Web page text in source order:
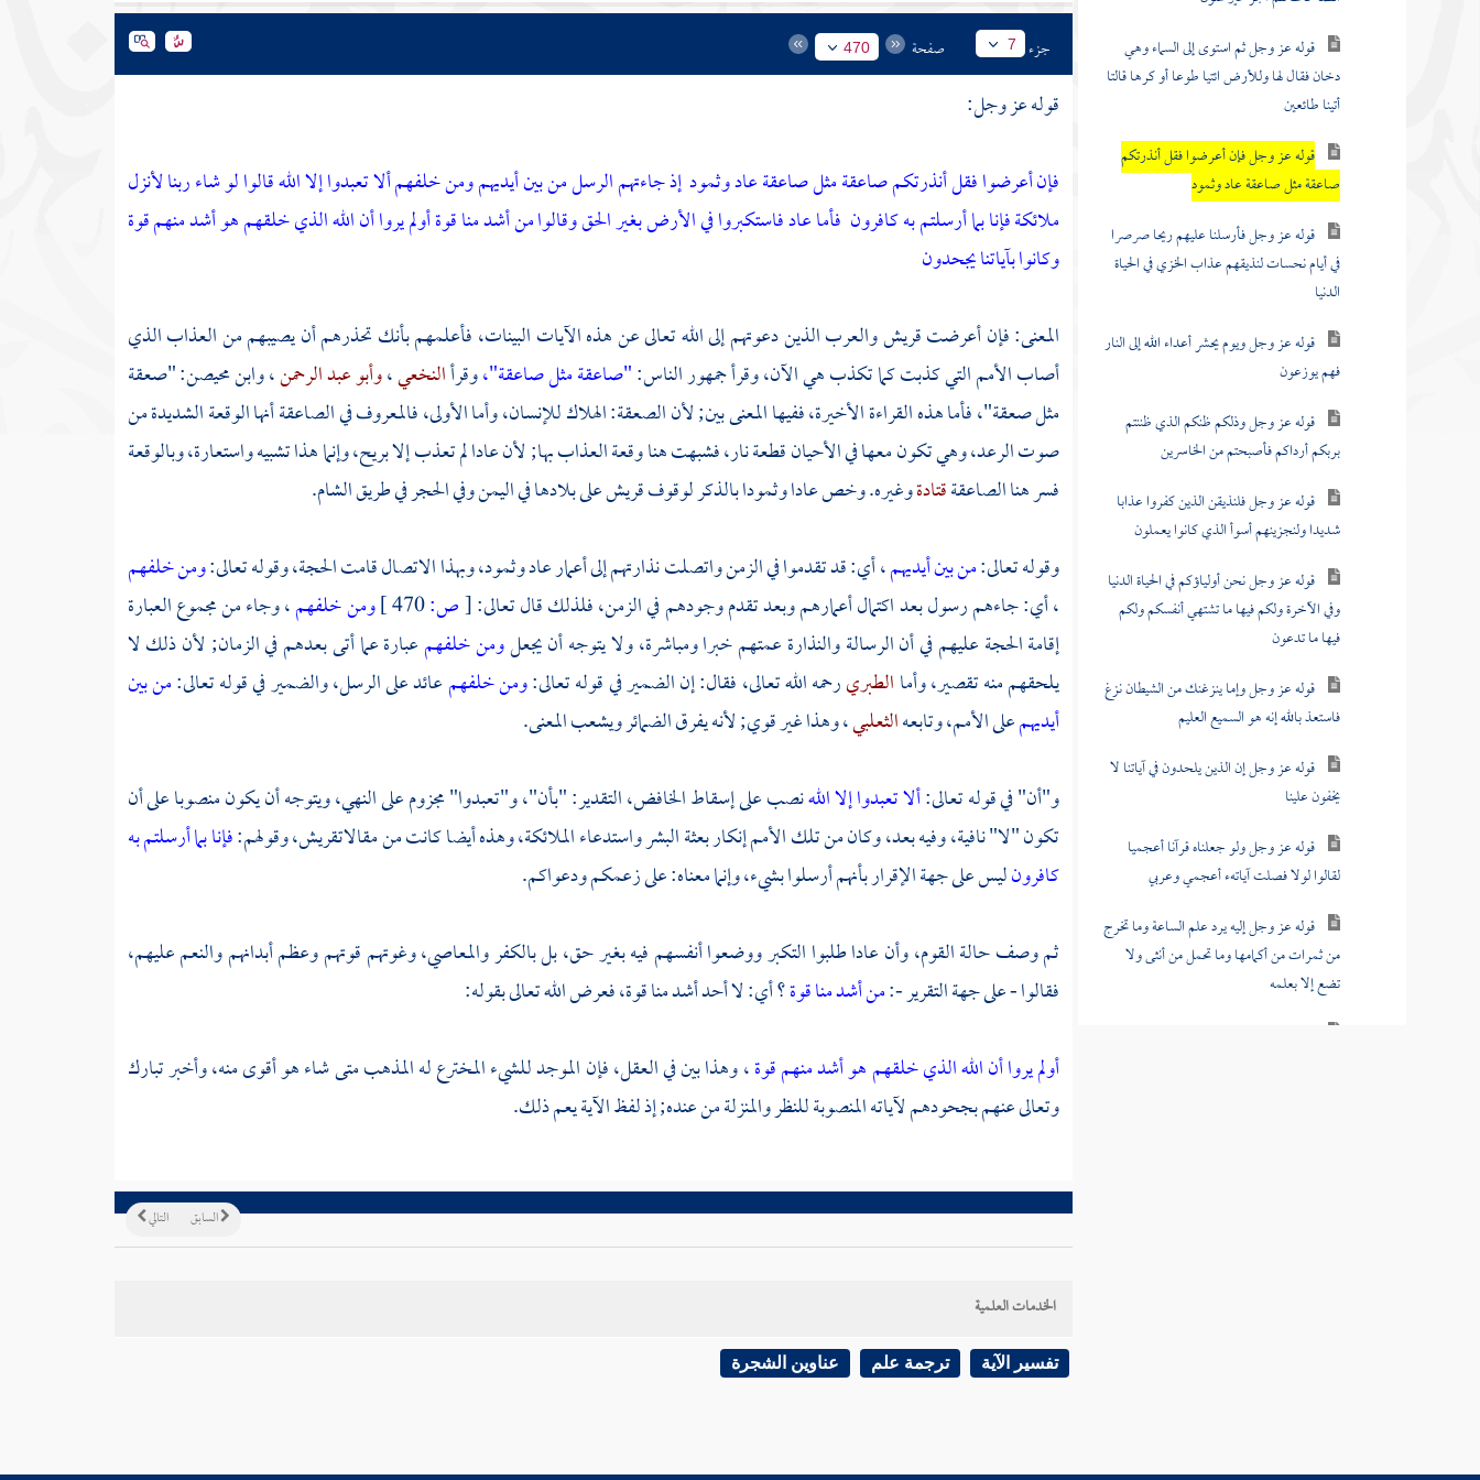
قوله عز وجل ثم استوى إلى السماء وهي
دخان فقال لها وللأرض ائتيا طوعا أو كرها قالتا
أتينا طائعين
قوله عز وجل فإن أعرضوا فقل أنذرتكم
صاعقة مثل صاعقة عاد وثمود
قوله عز وجل فأرسلنا عليهم ريحا صرصرا
في أيام نحسات لنذيقهم عذاب الخزي في الحياة
الدنيا
قوله عز وجل ويوم يحشر أعداء الله إلى النار
فهم يوزعون
قوله عز وجل وذلكم ظنكم الذي ظننتم
بربكم أرداكم فأصبحتم من الخاسرين
قوله عز وجل فلنذيقن الذين كفروا عذابا
شديدا ولنجزينهم أسوأ الذي كانوا يعملون
قوله عز وجل نحن أولياؤكم في الحياة الدنيا
وفي الآخرة ولكم فيها ما تشتهي أنفسكم ولكم
فيها ما تدعون
قوله عز وجل وإما ينزغنك من الشيطان نزغ
فاستعذ بالله إنه هو السميع العليم
قوله عز وجل إن الذين يلحدون في آياتنا لا
يخفون علينا
قوله عز وجل ولو جعلناه قرآنا أعجميا
لقالوا لولا فصلت آياتهء أعجمي وعربي
قوله عز وجل إليه يرد علم الساعة وما تخرج
من ثمرات من أكمامها وما تحمل من أنثى ولا
تضع إلا بعلمه
جزء 7 صفحة 470
قوله عز وجل:
فإن أعرضوا فقل أنذرتكم صاعقة مثل صاعقة عاد وثمودإذ جاءتهم الرسل من بين أيديهم ومن خلفهم ألا تعبدوا إلا الله قالوا لو شاء ربنا لأنزل
ملائكة فإنا بما أرسلتم به كافرون فأما عاد فاستكبروا في الأرض بغير الحق وقالوا من أشد منا قوة أولم يروا أن الله الذي خلقهم هو أشد منهم قوة
وكانوا بآياتنا يجحدون
المعنى: فإن أعرضتقريشوالعربالذين دعوتهم إلى الله تعالى عن هذه الآيات البينات، فأعلمهم بأنك تحذرهم أن يصيبهم من العذاب الذي
أصاب الأمم التي كذبت كما تكذب هي الآن، وقرأ جمهور الناس:"صاعقة مثل صاعقة"،وقرأالنخعي،وأبو عبد الرحمن،وابن محيصن:"صعقة
مثل صعقة"، فأما هذه القراءة الأخيرة، ففيها المعنى بين; لأن الصعقة: الهلاك للإنسان، وأما الأولى، فالمعروف في الصاعقة أنها الوقعة الشديدة من
صوت الرعد، وهي تكون معها في الأحيان قطعة نار، فشبهت هنا وقعة العذاب بها; لأن عادا لم تعذب إلا بريح، وإنما هذا تشبيه واستعارة، وبالوقعة
فسر هنا الصاعقةقتادةوغيره. وخصعاداوثمودابالذكر لوقوفقريشعلى بلادها فياليمنوفي الحجر في طريقالشام.
وقوله تعالى:من بين أيديهم، أي: قد تقدموا في الزمن واتصلت نذارتهم إلى أعمارعادوثمود،وبهذا الاتصال قامت الحجة، وقوله تعالى:ومن خلفهم
، أي: جاءهم رسول بعد اكتمال أعمارهم وبعد تقدم وجودهم في الزمن، فلذلك قال تعالى:[ص: ومن خلفهم، وجاء من مجموع العبارة
إقامة الحجة عليهم في أن الرسالة والنذارة عمتهم خبرا ومباشرة، ولا يتوجه أن يجعلومن خلفهمعبارة عما أتى بعدهم في الزمان; لأن ذلك لا
يلحقهم منه تقصير، وأماالطبريرحمه الله تعالى، فقال: إن الضمير في قوله تعالى:ومن خلفهمعائد على الرسل، والضمير في قوله تعالى:من بين
أيديهمعلى الأمم، وتابعهالثعلبي، وهذا غير قوي; لأنه يفرق الضمائر ويشعب المعنى.
و"أن" في قوله تعالى:ألا تعبدوا إلا اللهنصب على إسقاط الخافض، التقدير: "بأن"، و"تعبدوا" مجزوم على النهي، ويتوجه أن يكون منصوبا على أن
تكون "لا" نافية، وفيه بعد، وكان من تلك الأمم إنكار بعثة البشر واستدعاء الملائكة، وهذه أيضا كانت من مقالاتقريش،وقولهم:فإنا بما أرسلتم به
كافرونليس على جهة الإقرار بأنهم أرسلوا بشيء، وإنما معناه: على زعمكم ودعواكم.
ثم وصف حالة القوم، وأن عادا طلبوا التكبر ووضعوا أنفسهم فيه بغير حق، بل بالكفر والمعاصي، وغوتهم قوتهم وعظم أبدانهم والنعم عليهم،
فقالوا - على جهة التقرير -:من أشد منا قوة؟ أي: لا أحد أشد منا قوة، فعرض الله تعالى بقوله:
أولم يروا أن الله الذي خلقهم هو أشد منهم قوة، وهذا بين في العقل، فإن الموجد للشيء المخترع له المذهب متى شاء هو أقوى منه، وأخبر تبارك
وتعالى عنهم بجحودهم لآياته المنصوبة للنظر والمنزلة من عنده; إذ لفظ الآية يعم ذلك.
التالي السابق
الخدمات العلمية
تفسير الآية ترجمة علم عناوين الشجرة